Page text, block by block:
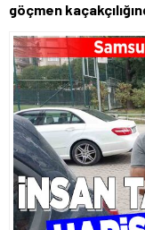
55,0659
göçmen